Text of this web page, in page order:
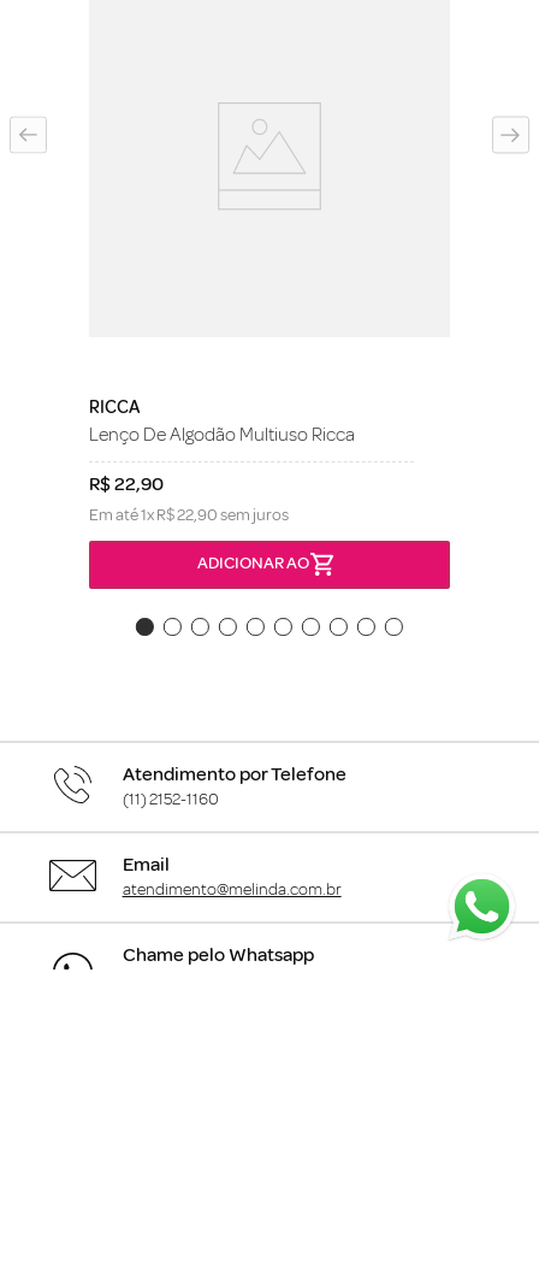
RICCA
Lenço De Algodão Multiuso Ricca
R$22,90
Em até1xR$22,90sem juros
ADICIONAR AO
Atendimento por Telefone
(11) 2152-1160
Email
atendimento@melinda.com.br
Chame pelo Whatsapp